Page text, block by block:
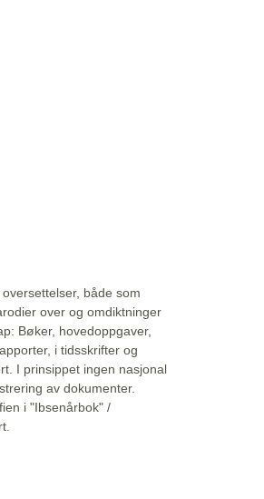
både som
over og omdiktninger
Bøker, hovedoppgaver,
i tidsskrifter og
I prinsippet ingen nasjonal
av dokumenter.
i "Ibsenårbok" /